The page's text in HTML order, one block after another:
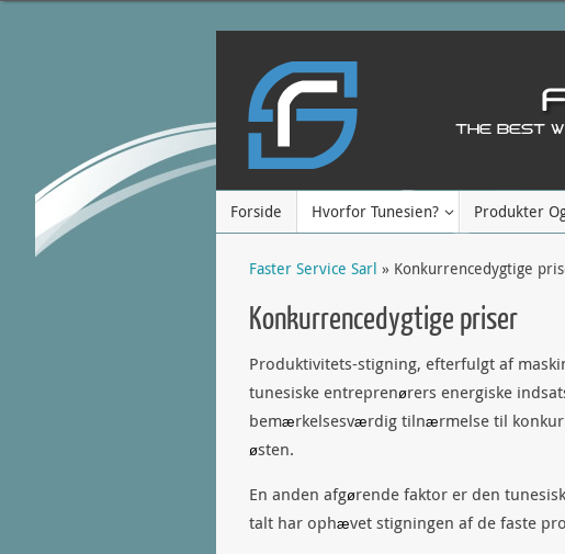
Forside Hvorfor Tunesien? Produkter
Faster Service Sarl » Konkurrencedygtige
Konkurrencedygtige priser
Produktivitets-stigning, efterfulgt af
tunesiske entreprenørers energiske
bemærkelsesværdig tilnærmelse til
østen.
En anden afgørende faktor er den
talt har ophævet stigningen af de faste